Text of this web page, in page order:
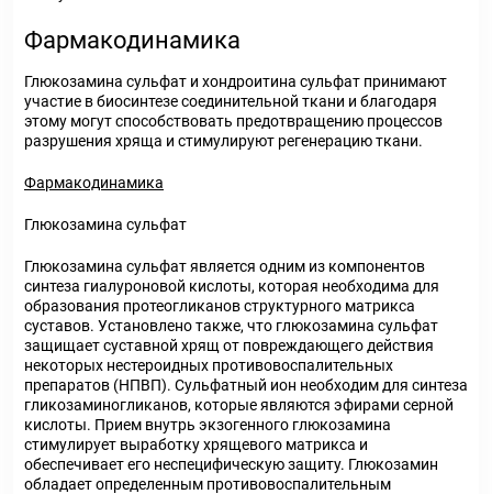
Фармакодинамика
Глюкозамина сульфат и хондроитина сульфат принимают
участие в биосинтезе соединительной ткани и благодаря
этому могут способствовать предотвращению процессов
разрушения хряща и стимулируют регенерацию ткани.
Фармакодинамика
Глюкозамина сульфат
Глюкозамина сульфат является одним из компонентов
синтеза гиалуроновой кислоты, которая необходима для
образования протеогликанов структурного матрикса
суставов. Установлено также, что глюкозамина сульфат
защищает суставной хрящ от повреждающего действия
некоторых нестероидных противовоспалительных
препаратов (НПВП). Сульфатный ион необходим для синтеза
гликозаминогликанов, которые являются эфирами серной
кислоты. Прием внутрь экзогенного глюкозамина
стимулирует выработку хрящевого матрикса и
обеспечивает его неспецифическую защиту. Глюкозамин
обладает определенным противовоспалительным